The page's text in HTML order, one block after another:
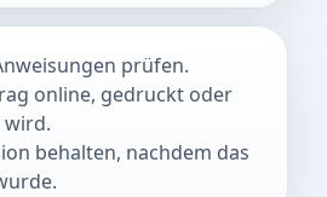
prüfen.
online, gedruckt oder
behalten, nachdem das